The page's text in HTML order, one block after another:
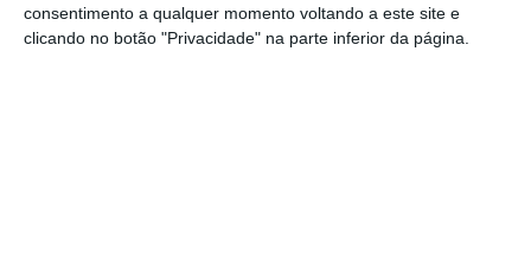
consentimento a qualquer momento voltando a este site e
clicando no botão "Privacidade" na parte inferior da página.
em certas situações, a obrigatoriedade de os
regulamentos municipais em matéria de